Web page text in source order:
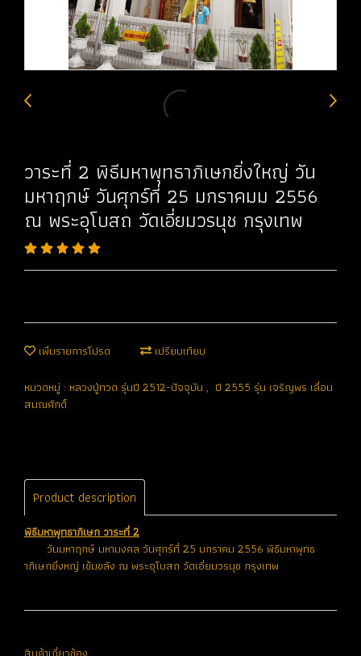
วาระที่ 2 พิธีมหาพุทธาภิเษกยิ่งใหญ่ วัน
มหาฤกษ์ วันศุกร์ที่ 25 มกราคมม 2556
ณ พระอุโบสถ วัดเอี่ยมวรนุช กรุงเทพ
เพิ่มรายการโปรด เปรียบเทียบ
หมวดหมู่ : หลวงปู่ทวด รุ่นปี 2512-ปัจจุบัน , ปี 2555 รุ่น เจริญพร เลื่อน
สมณศักดิ์
Product description
พิธีมหาพุทธาภิเษก วาระที่ 2
วันมหาฤกษ์ มหามงคล วันศุกร์ที่ 25 มกราคม 2556 พิธีมหาพุทธ
าภิเษกยิ่งหญ่ เข้มขลัง ณ พระอุโบสถ วัดเอี่ยมวรนุช กรุงเทพ